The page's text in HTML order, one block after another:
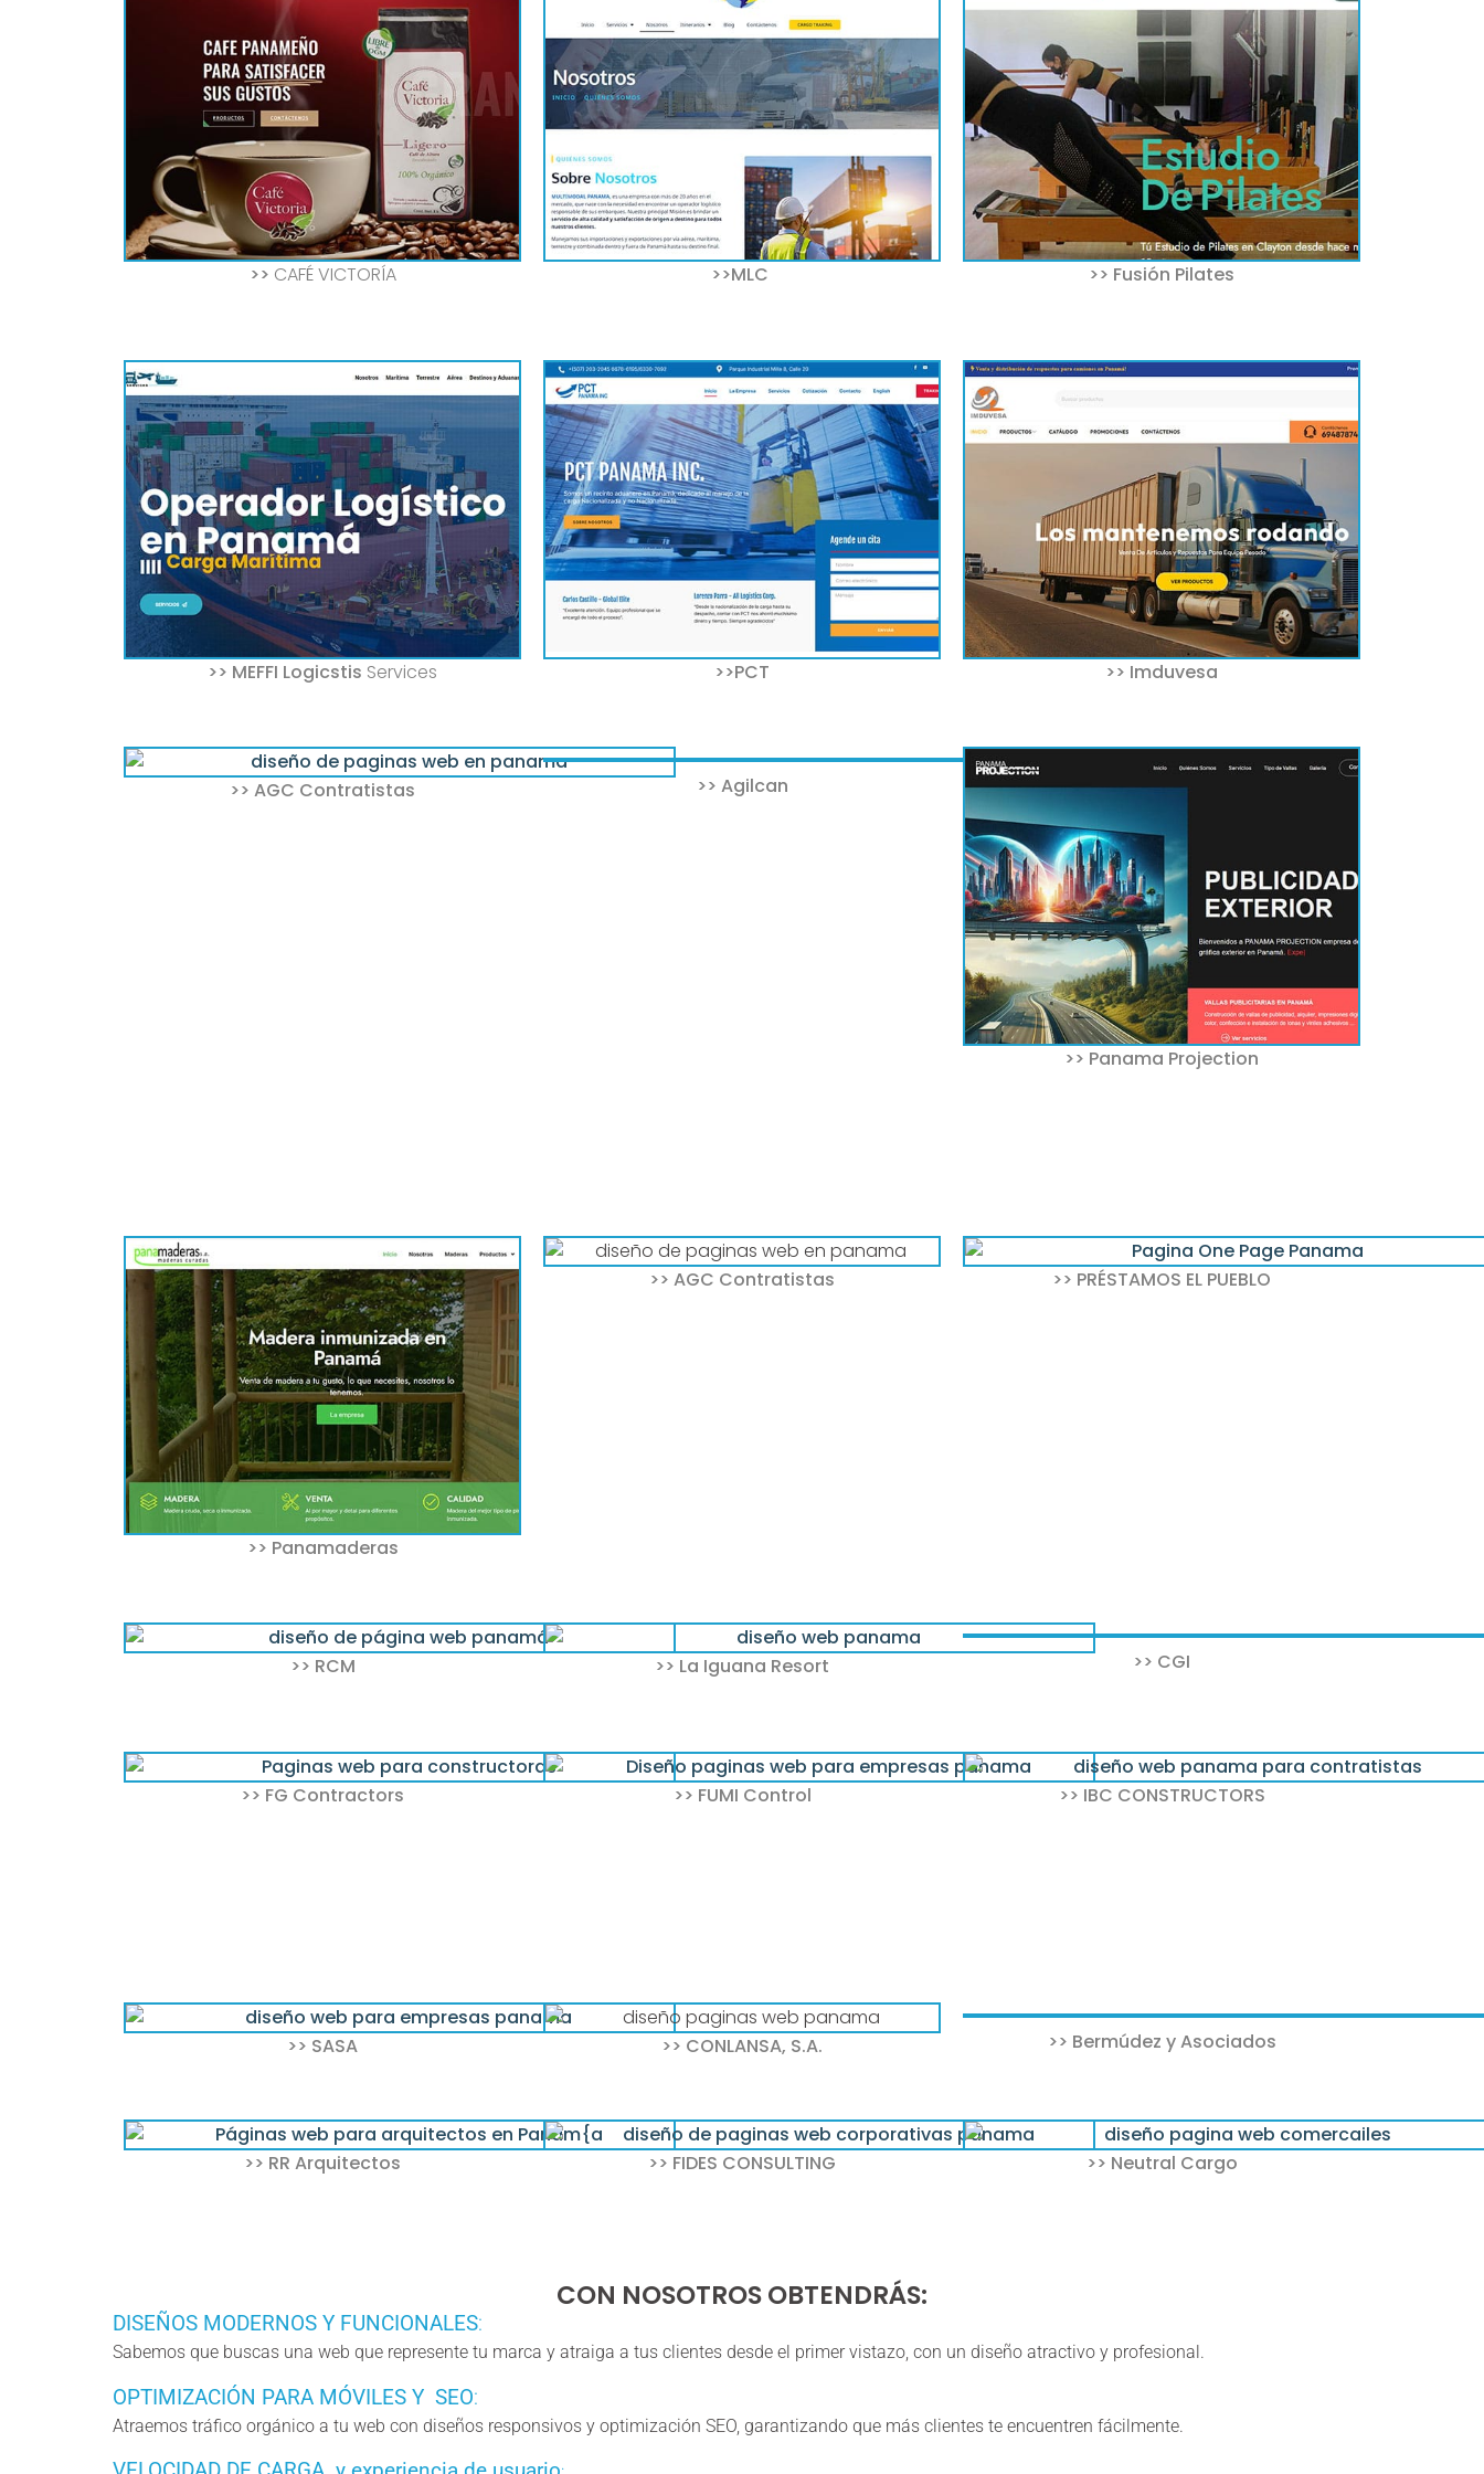
>> CAFÉ VICTORÍA >>MLC >> Fusión Pilates
>> MEFFI Logicstis Services >>PCT >> Imduvesa
>> AGC Contratistas >> Agilcan
>> Panama Projection
>> Panamaderas
>> AGC Contratistas >> PRÉSTAMOS EL PUEBLO
>> RCM >> La Iguana Resort >> CGI
>> FG Contractors >> FUMI Control >> IBC CONSTRUCTORS
>> SASA >> CONLANSA, S.A. >> Bermúdez y Asociados
>> RR Arquitectos >> FIDES CONSULTING >> Neutral Cargo
CON NOSOTROS OBTENDRÁS:
DISEÑOS MODERNOS Y FUNCIONALES:
Sabemos que buscas una web que represente tu marca y atraiga a tus clientes desde el primer vistazo, con un diseño atractivo y profesional.
OPTIMIZACIÓN PARA MÓVILES Y SEO:
Atraemos tráfico orgánico a tu web con diseños responsivos y optimización SEO, garantizando que más clientes te encuentren fácilmente.